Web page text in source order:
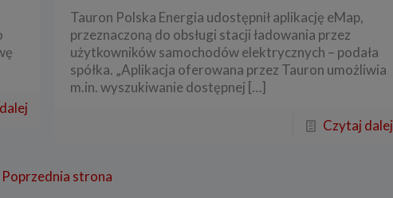
Tauron Polska Energia udostępnił aplikację eMap,
przeznaczoną do obsługi stacji ładowania przez
użytkowników samochodów elektrycznych – podała
spółka. „Aplikacja oferowana przez Tauron umożliwia
m.in. wyszukiwanie dostępnej […]
Czytaj dalej
Poprzednia strona
skorzysta z usługi newslettera (podstawa z art. 6 ust. 1 lit. b RODO),
treści serwisu do zainteresowań użytkownika, a także wykrywania nadużyć
statystycznych i udoskonalenia usług, będącego realizacją naszego prawnie
interesu (podstawa z art. 6 ust. 1 lit. f RODO),
ustalenia, dochodzenia lub obrony przed roszczeniami będącego realizacją
uzasadnionego w tym interesu (podstawa z art. 6 ust. 1 lit. f RODO).
danych w pozostałych celach tj. dopasowanie treści serwisu do